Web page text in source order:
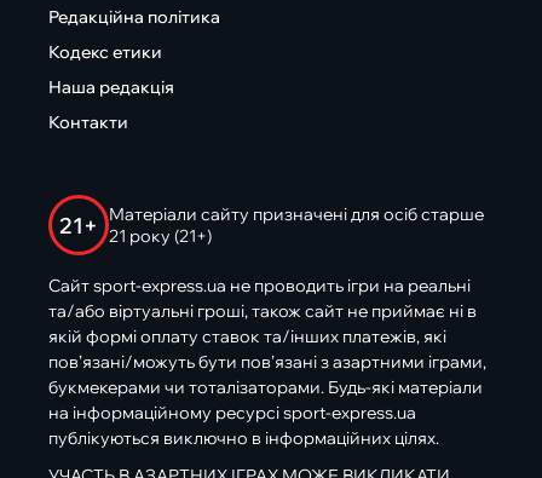
Редакційна політика
Кодекс етики
Наша редакція
Контакти
21+
Матеріали сайту призначені для осіб старше
21 року (21+)
Сайт sport-express.ua не проводить ігри на реальні
та/або віртуальні гроші, також сайт не приймає ні в
якій формі оплату ставок та/інших платежів, які
пов’язані/можуть бути пов’язані з азартними іграми,
букмекерами чи тоталізаторами. Будь-які матеріали
на інформаційному ресурсі sport-express.ua
публікуються виключно в інформаційних цілях.